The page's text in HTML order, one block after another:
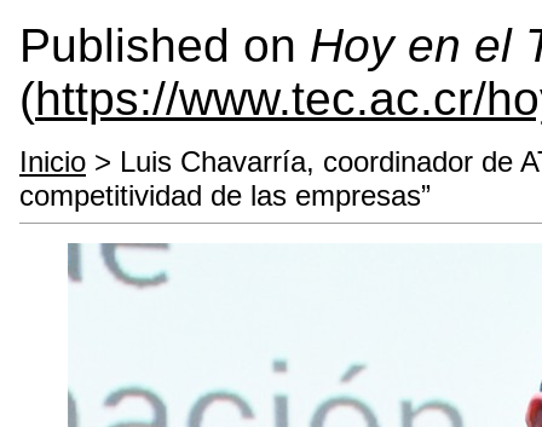
Published on Hoy en el
(https://www.tec.ac.cr/
Inicio > Luis Chavarría, coordinador de
competitividad de las empresas”